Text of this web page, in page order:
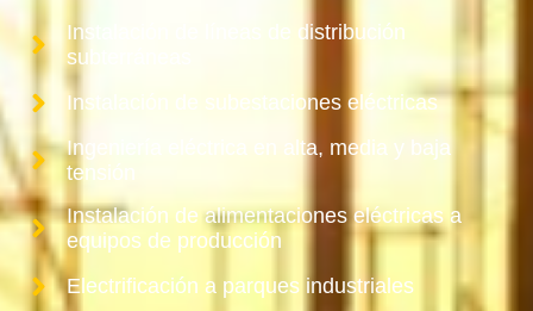
Instalación de líneas de distribución
subterráneas
Instalación de subestaciones eléctricas
Ingeniería eléctrica en alta, media y baja
tensión
Instalación de alimentaciones eléctricas a
equipos de producción
Electrificación a parques industriales